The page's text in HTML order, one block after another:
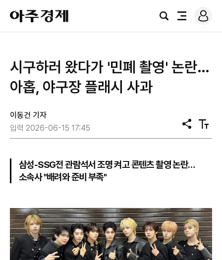
아
주
경
검
전
로
그
시구하러 왔다가 '민폐 촬영' 논란…
아홉, 야구장 플래시 사과
이동건 기자
입력 2026-06-15 17:45
공
유
텍
스
삼성-SSG전 관람석서 조명 켜고 콘텐츠 촬영 논란…
소속사 "배려와 준비 부족"